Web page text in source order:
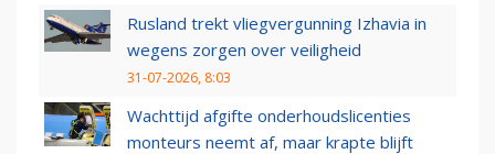
Rusland trekt vliegvergunning Izhavia in
wegens zorgen over veiligheid
31-07-2026, 8:03
Wachttijd afgifte onderhoudslicenties
monteurs neemt af, maar krapte blijft